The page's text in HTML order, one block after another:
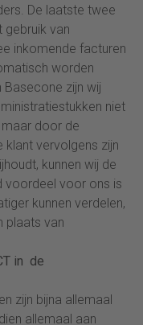
De laatste twee
gebruik van
inkomende facturen
worden
zijn wij
niet
door de
klant vervolgens zijn
kunnen wij de
voordeel voor ons is
kunnen verdelen,
plaats van
in de
zijn bijna allemaal
allemaal aan